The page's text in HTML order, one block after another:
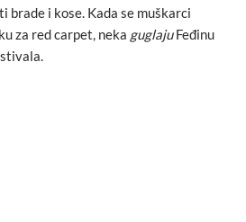
brade i kose. Kada se muškarci
za red carpet, neka guglajuFeđinu